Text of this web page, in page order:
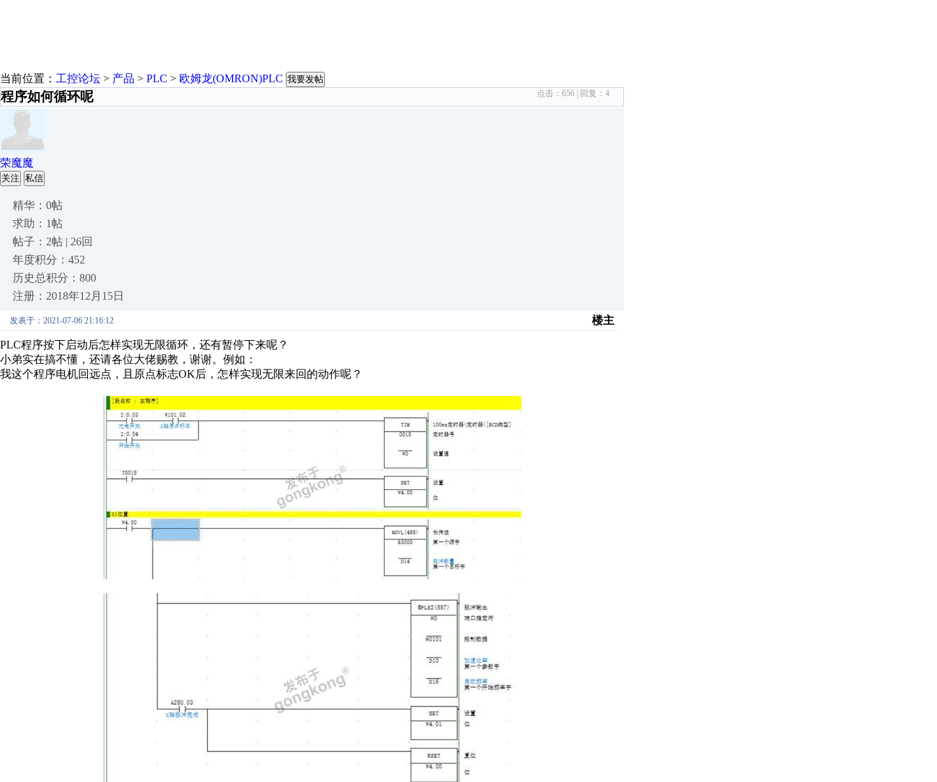
当前位置： 工控论坛 > 产品 > PLC > 欧姆龙(OMRON)PLC 我要发帖
程序如何循环呢 点击： 656 | 回复： 4
荣魔魔
关注 私信
精华：0帖
求助：1帖
帖子：2帖 | 26回
年度积分：452
历史总积分：800
注册：2018年12月15日
发表于：2021-07-06 21:16:12 楼主
PLC程序按下启动后怎样实现无限循环，还有暂停下来呢？
小弟实在搞不懂，还请各位大佬赐教，谢谢。例如：
我这个程序电机回远点，且原点标志OK后，怎样实现无限来回的动作呢？